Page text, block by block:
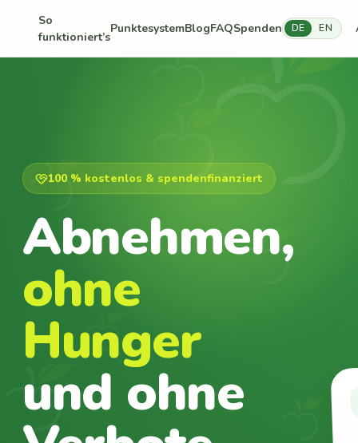
So
funktioniert’s
PunktesystemBlogFAQSpenden DE EN
100 % kostenlos & spendenfinanziert
Abnehmen,
ohne
Hunger
und ohne